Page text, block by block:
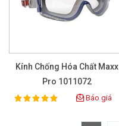
Kính Chống Hóa Chất Maxx
Pro 1011072
Rating:
100% Báo giá